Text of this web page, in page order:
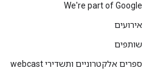
We're part of Google
אירועים
שותפים
ספרים אלקטרוניים ותשדירי webcast